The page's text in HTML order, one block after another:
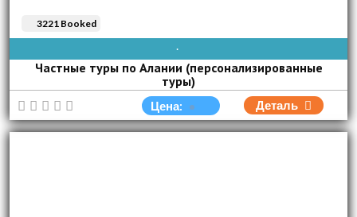
AVAIBLE EVERY DAY
Частные туры по Алании (персонализированные
туры)
3221 Booked
Цена: Деталь